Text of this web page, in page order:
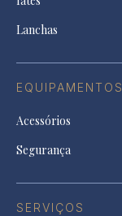
Lanchas
EQUIPAMENTOS
Acessórios
Segurança
SERVIÇOS